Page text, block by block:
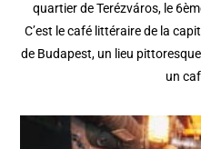
quartier de Terézváros, le
C’est le café littéraire de la
de Budapest, un lieu
un